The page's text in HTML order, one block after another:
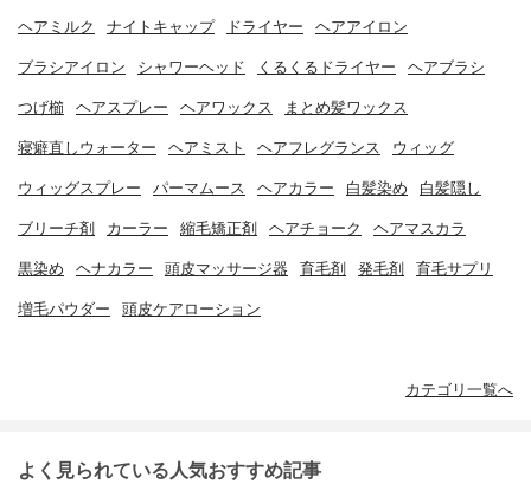
ヘアミルク ナイトキャップ ドライヤー ヘアアイロン
ブラシアイロン シャワーヘッド くるくるドライヤー ヘアブラシ
つげ櫛 ヘアスプレー ヘアワックス まとめ髪ワックス
寝癖直しウォーター ヘアミスト ヘアフレグランス ウィッグ
ウィッグスプレー パーマムース ヘアカラー 白髪染め 白髪隠し
ブリーチ剤 カーラー 縮毛矯正剤 ヘアチョーク ヘアマスカラ
黒染め ヘナカラー 頭皮マッサージ器 育毛剤 発毛剤 育毛サプリ
増毛パウダー 頭皮ケアローション
カテゴリ一覧へ
よく見られている人気おすすめ記事